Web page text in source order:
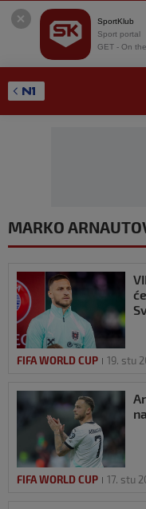
SportKlub
Sport portal
GET - On
MARKO
FIFA WORLD CUP 19. stu
FIFA WORLD CUP 17. stu